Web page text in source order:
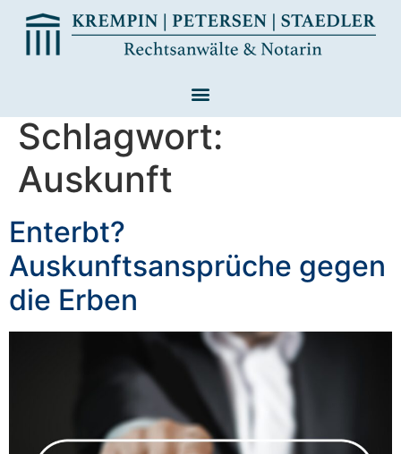
Schlagwort:
Auskunft
Enterbt?
Auskunftsansprüche gegen
die Erben